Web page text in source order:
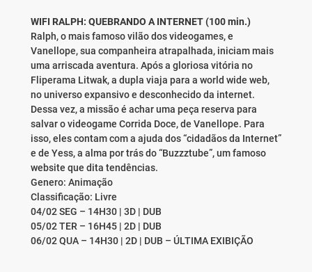
WIFI RALPH: QUEBRANDO A INTERNET (100 min.)
Ralph, o mais famoso vilão dos videogames, e
Vanellope, sua companheira atrapalhada, iniciam mais
uma arriscada aventura. Após a gloriosa vitória no
Fliperama Litwak, a dupla viaja para a world wide web,
no universo expansivo e desconhecido da internet.
Dessa vez, a missão é achar uma peça reserva para
salvar o videogame Corrida Doce, de Vanellope. Para
isso, eles contam com a ajuda dos “cidadãos da Internet”
e de Yess, a alma por trás do “Buzzztube”, um famoso
website que dita tendências.
Genero: Animação
Classificação: Livre
04/02 SEG – 14H30 | 3D | DUB
05/02 TER – 16H45 | 2D | DUB
06/02 QUA – 14H30 | 2D | DUB – ÚLTIMA EXIBIÇÃO